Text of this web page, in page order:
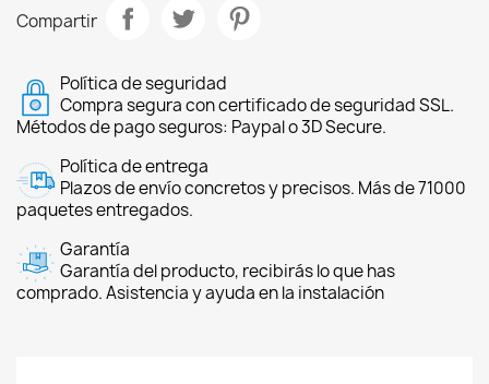
Compartir
Política de seguridad
Compra segura con certificado de seguridad SSL.
Métodos de pago seguros: Paypal o 3D Secure.
Política de entrega
Plazos de envío concretos y precisos. Más de 71000
paquetes entregados.
Garantía
Garantía del producto, recibirás lo que has
comprado. Asistencia y ayuda en la instalación